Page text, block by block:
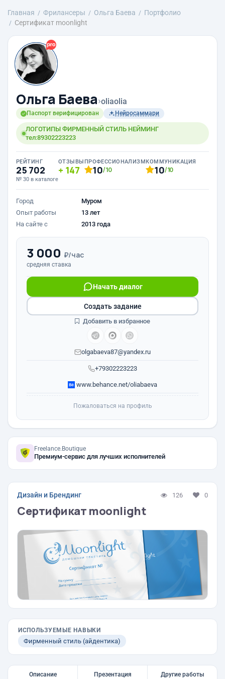
Главная Фрилансеры Ольга Баева
Портфолио
Сертификат moonlight
Ольга Баева›oliaolia
Паспорт верифицирован Нейросаммари
ЛОГОТИПЫ ФИРМЕННЫЙ СТИЛЬ НЕЙМИНГ
тел:89302223223
РЕЙТИНГ
25 702
№ 30 в каталоге
ОТЗЫВЫ
147
ПРОФЕССИОНАЛИЗМ
10/10
КОММУНИКАЦИЯ
10/10
Город
Муром
Опыт работы
13 лет
На сайте с
2013 года
3 000 ₽/час
средняя ставка
+79302223223
Начать диалог
olgabaeva87@yandex.ru
www.behance.net/oliabaeva
Создать задание
Добавить в избранное
Пожаловаться на профиль
Freelance.Boutique
Премиум-сервис для лучших исполнителей
Дизайн и Брендинг 126 0
Сертификат moonlight
ИСПОЛЬЗУЕМЫЕ НАВЫКИ
Фирменный стиль (айдентика)
Описание Презентация Другие работы